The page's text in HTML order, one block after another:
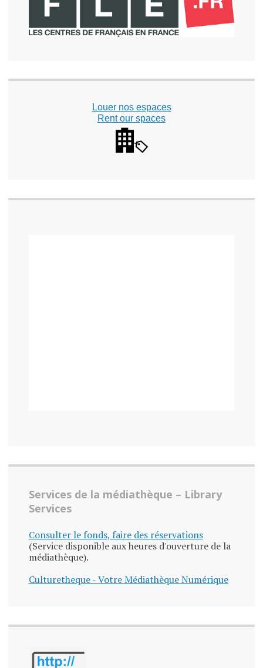
Louer nos espaces
Rent our spaces
Services de la médiathèque – Library
Services
Consulter le fonds, faire des réservations
(Service disponible aux heures d'ouverture de la
médiathèque).
Culturetheque - Votre Médiathèque Numérique